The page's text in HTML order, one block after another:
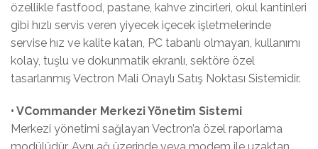
özellikle fastfood, pastane, kahve zincirleri, okul kantinleri
gibi hızlı servis veren yiyecek içecek işletmelerinde
servise hız ve kalite katan, PC tabanlı olmayan, kullanımı
kolay, tuşlu ve dokunmatik ekranlı, sektöre özel
tasarlanmış Vectron Mali Onaylı Satış Noktası Sistemidir.
• VCommander Merkezi Yönetim Sistemi
Merkezi yönetimi sağlayan Vectron’a özel raporlama